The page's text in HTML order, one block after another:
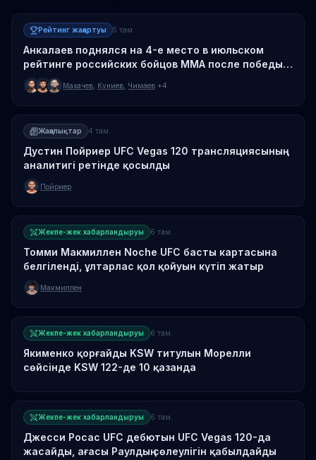
Рейтинг жаңартуы 5 там.
Анкалаев поднялся на 4-е место в июльском
рейтинге российских бойцов MMA после победы
над Гусковым
Махачев Куниев Чимаев +4
Жаңалықтар 4 там.
Дустин Пойриер UFC Vegas 120 трансляциясының
аналитигі ретінде қосылды
Пойриер
Жекпе-жек хабарландыруы 6 там.
Томми Макмиллен Noche UFC басты картасына
белгіленді, ұлтарлас қол қойуын күтіп жатыр
Макмиллен
Жекпе-жек хабарландыруы 6 там.
Якименко қорғайды KSW титулын Морелли
сөйсінде KSW 122-де 10 қазанда
Жекпе-жек хабарландыруы 6 там.
Джесси Росас UFC дебютын UFC Vegas 120-да
жасайды, ағасы Раулдың сөлеулігін қабылдайды